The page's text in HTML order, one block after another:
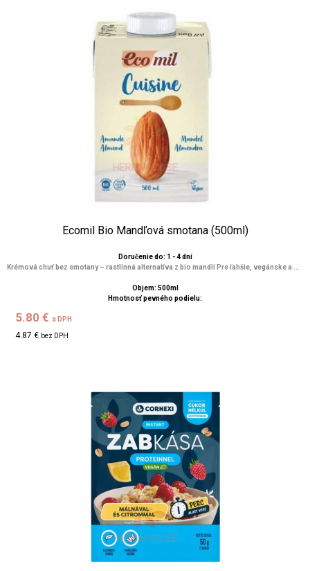
Ecomil Bio Mandľová smotana (500ml)
Doručenie do: 1 - 4 dní
Krémová chuť bez smotany – rastlinná alternatíva z bio mandlí Pre ľahšie, vegánske a ...
Objem: 500ml
Hmotnosť pevného podielu:
5.80 € s DPH
4.87 € bez DPH